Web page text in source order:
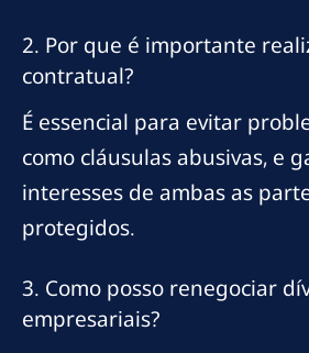
2. Por que é importante
contratual?
É essencial para evitar
como cláusulas abusivas, e
interesses de ambas as
protegidos.
3. Como posso renegociar
empresariais?